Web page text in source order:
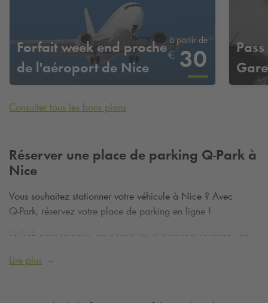
Forfait week end proche
de l'aéroport de Nice
à partir de
€ 30
Consulter tous les bons plans
Réserver une place de parking Q-Park à
Nice
Vous souhaitez stationner votre véhicule à Nice ? Avec
Q-Park, réservez votre place de parking en ligne !
Q-Park vous propose un service de réservation pratique qui
Commencez par choisir le lieu et la durée. Lorsque cette
Lire plus